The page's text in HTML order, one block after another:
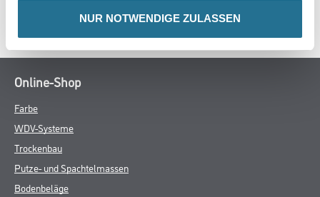
NUR NOTWENDIGE ZULASSEN
SPEZIFIKATIONEN
Online-Shop
Farbe
WDV-Systeme
Trockenbau
Putze- und Spachtelmassen
Bodenbeläge